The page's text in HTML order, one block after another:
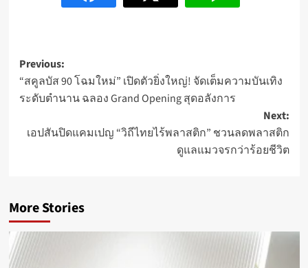
Post
navigation
Previous:
“สคูลบัส 90 โฉมใหม่” เปิดตัวยิ่งใหญ่! จัดเต็มความบันเทิง
ระดับตำนาน ฉลอง Grand Opening สุดอลังการ
Next:
เอปสันปิดแคมเปญ “วิถีไทยไร้พลาสติก” ชวนลดพลาสติก
ดูแลแมวจรกว่าร้อยชีวิต
More Stories